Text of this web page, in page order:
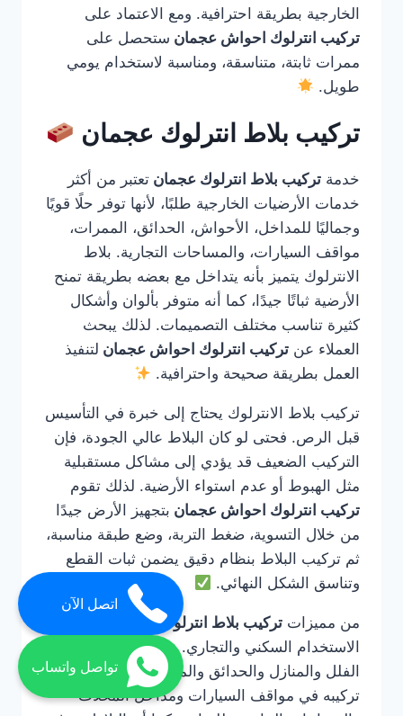
الخارجية بطريقة احترافية. ومع الاعتماد على
تركيب انترلوك احواش عجمان ستحصل على
ممرات ثابتة، متناسقة، ومناسبة لاستخدام يومي
طويل.
تركيب بلاط انترلوك عجمان
خدمة تركيب بلاط انترلوك عجمان تعتبر من أكثر
خدمات الأرضيات الخارجية طلبًا، لأنها توفر حلًا قويًا
وجماليًا للمداخل، الأحواش، الحدائق، الممرات،
مواقف السيارات، والمساحات التجارية. بلاط
الانترلوك يتميز بأنه يتداخل مع بعضه بطريقة تمنح
الأرضية ثباتًا جيدًا، كما أنه متوفر بألوان وأشكال
كثيرة تناسب مختلف التصميمات. لذلك يبحث
العملاء عن تركيب انترلوك احواش عجمان لتنفيذ
العمل بطريقة صحيحة واحترافية.
تركيب بلاط الانترلوك يحتاج إلى خبرة في التأسيس
قبل الرص. فحتى لو كان البلاط عالي الجودة، فإن
التركيب الضعيف قد يؤدي إلى مشاكل مستقبلية
مثل الهبوط أو عدم استواء الأرضية. لذلك تقوم
تركيب انترلوك احواش عجمان بتجهيز الأرض جيدًا
من خلال التسوية، ضغط التربة، وضع طبقة مناسبة،
ثم تركيب البلاط بنظام دقيق يضمن ثبات القطع
وتناسق الشكل النهائي.
من مميزات تركيب بلاط انترلوك عجمان
الاستخدام السكني والتجاري. يمكن استخدامه في
الفلل والمنازل والحدائق والممرات، كما يمكن
تركيبه في مواقف السيارات ومداخل المحلات
اتصل الآن
تواصل واتساب